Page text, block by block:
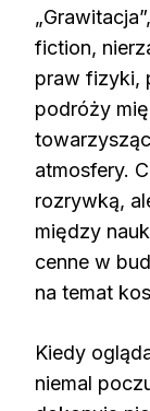
fiction,
praw fizyki,
podróży
atmosfery.
rozrywką,
między
cenne w
na temat
Kiedy
niemal